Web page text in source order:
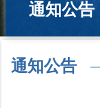
通知公告
通知公告